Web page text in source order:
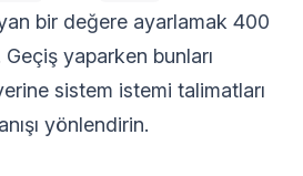
bir değere ayarlamak 400
Geçiş yaparken bunları
sistem istemi talimatları
yönlendirin.